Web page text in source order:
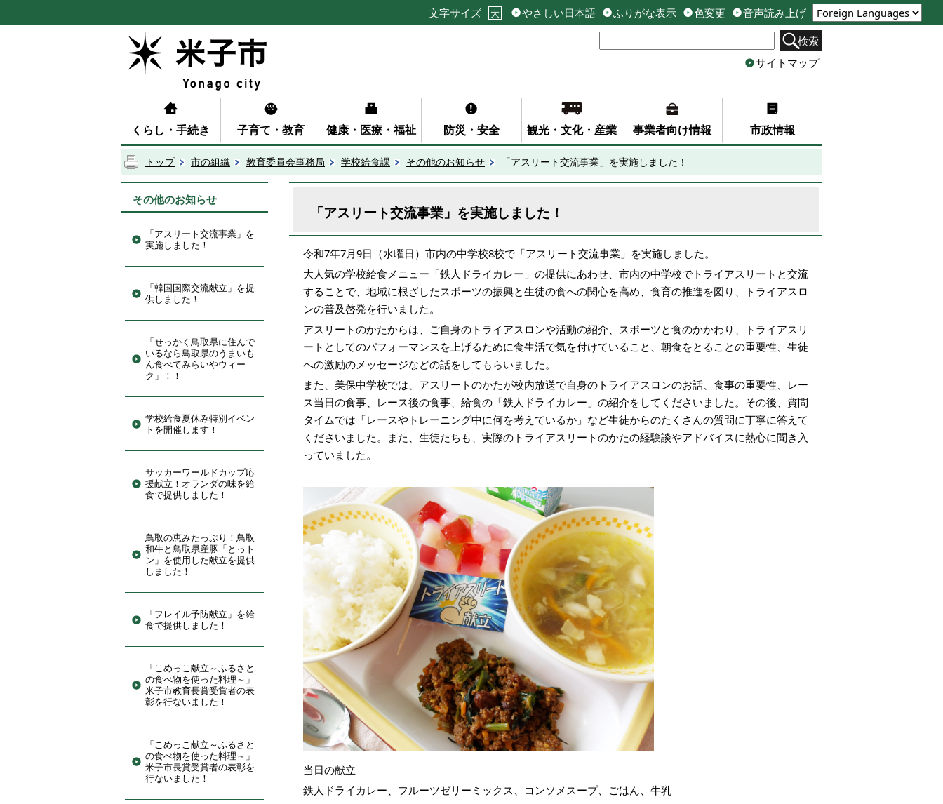
文字サイズ 大 やさしい日本語 ふりがな表示 色変更
音声読み上げ
検索
サイトマップ
くらし・手続き 子育て・教育 健康・医療・福祉 防災・安全 観光・文化・産業 事業者向け情報 市政情報
トップ 市の組織 教育委員会事務局 学校給食課 その他のお知らせ 「アスリート交流事業」を実施しました！
その他のお知らせ
「アスリート交流事業」を
実施しました！
「韓国国際交流献立」を提
供しました！
「せっかく鳥取県に住んで
いるなら鳥取県のうまいも
ん食べてみらいやウィー
ク」！！
学校給食夏休み特別イベン
トを開催します！
サッカーワールドカップ応
援献立！オランダの味を給
食で提供しました！
鳥取の恵みたっぷり！鳥取
和牛と鳥取県産豚「とっト
ン」を使用した献立を提供
しました！
「フレイル予防献立」を給
食で提供しました！
「こめっこ献立～ふるさと
の食べ物を使った料理～」
米子市教育長賞受賞者の表
彰を行ないました！
「こめっこ献立～ふるさと
の食べ物を使った料理～」
米子市長賞受賞者の表彰を
行ないました！
「アスリート交流事業」を実施しました！
令和7年7月9日（水曜日）市内の中学校8校で「アスリート交流事業」を実施しました。
大人気の学校給食メニュー「鉄人ドライカレー」の提供にあわせ、市内の中学校でトライアスリートと交流
することで、地域に根ざしたスポーツの振興と生徒の食への関心を高め、食育の推進を図り、トライアスロ
ンの普及啓発を行いました。
アスリートのかたからは、ご自身のトライアスロンや活動の紹介、スポーツと食のかかわり、トライアスリ
ートとしてのパフォーマンスを上げるために食生活で気を付けていること、朝食をとることの重要性、生徒
への激励のメッセージなどの話をしてもらいました。
また、美保中学校では、アスリートのかたが校内放送で自身のトライアスロンのお話、食事の重要性、レー
ス当日の食事、レース後の食事、給食の「鉄人ドライカレー」の紹介をしてくださいました。その後、質問
タイムでは「レースやトレーニング中に何を考えているか」など生徒からのたくさんの質問に丁寧に答えて
くださいました。また、生徒たちも、実際のトライアスリートのかたの経験談やアドバイスに熱心に聞き入
っていました。
当日の献立
鉄人ドライカレー、フルーツゼリーミックス、コンソメスープ、ごはん、牛乳